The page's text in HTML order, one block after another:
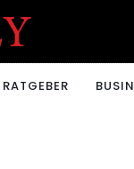
RATGEBER